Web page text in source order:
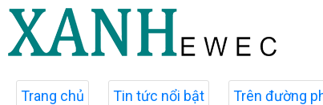
Trang chủ Tin tức nổi bật Trên đường